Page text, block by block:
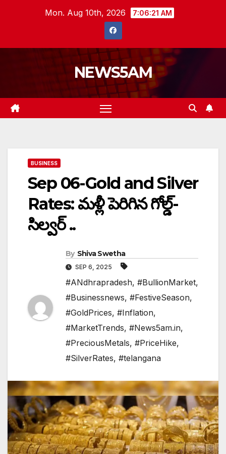
Mon. Aug 10th, 2026 7:06:22 AM
NEWS5AM
BUSINESS
Sep 06-Gold and Silver
Rates: మళ్లీ పెరిగిన గోల్డ్-
సిల్వర్ ..
By Shiva Swetha
SEP 6, 2025
#ANdhrapradesh, #BullionMarket,
#Businessnews, #FestiveSeason,
#GoldPrices, #Inflation,
#MarketTrends, #News5am.in,
#PreciousMetals, #PriceHike,
#SilverRates, #telangana